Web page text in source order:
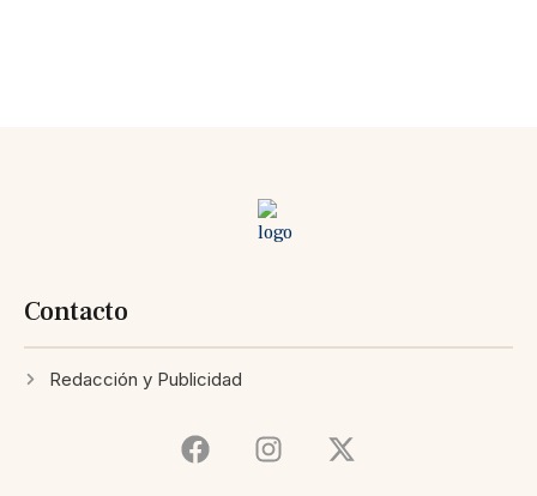
Contacto
Redacción y Publicidad